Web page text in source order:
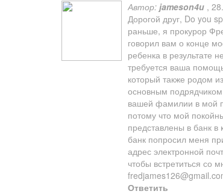
Автор: jameson4u ,
Дорогой друг, Do you
раньше, я прокурор
говорил вам о конце
ребенка в результате
требуется ваша
который также родом
основным
вашей фамилии в мой
потому что мой
представлены в банк
банк попросил меня
адрес электронной
чтобы встретиться со
Ответить